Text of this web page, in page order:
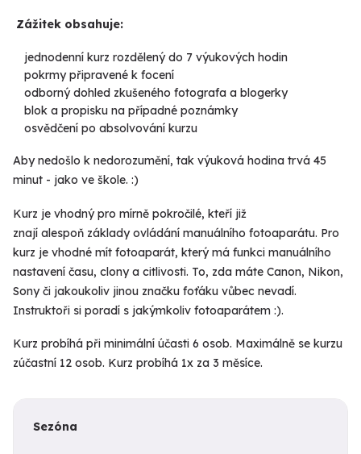
Zážitek obsahuje:
jednodenní kurz rozdělený do 7 výukových hodin
pokrmy připravené k focení
odborný dohled zkušeného fotografa a blogerky
blok a propisku na případné poznámky
osvědčení po absolvování kurzu
Aby nedošlo k nedorozumění, tak výuková hodina trvá 45
minut - jako ve škole. :)
Kurz je vhodný pro mírně pokročilé, kteří již
znají alespoň základy ovládání manuálního fotoaparátu. Pro
kurz je vhodné mít fotoaparát, který má funkci manuálního
nastavení času, clony a citlivosti. To, zda máte Canon, Nikon,
Sony či jakoukoliv jinou značku foťáku vůbec nevadí.
Instruktoři si poradí s jakýmkoliv fotoaparátem :).
Kurz probíhá při minimální účasti 6 osob. Maximálně se kurzu
zúčastní 12 osob. Kurz probíhá 1x za 3 měsíce.
Sezóna